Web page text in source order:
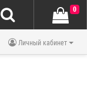
Личный кабинет
0